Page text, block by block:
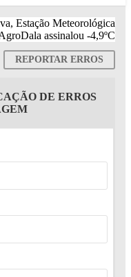
REPORTAR ERROS
DE ERROS